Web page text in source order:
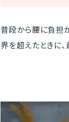
普段から腰に負担
界を超えたときに